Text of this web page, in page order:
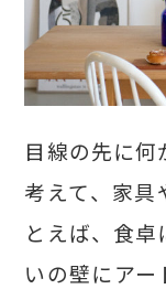
目線の先に
考えて、家具
とえば、食
いの壁にアー